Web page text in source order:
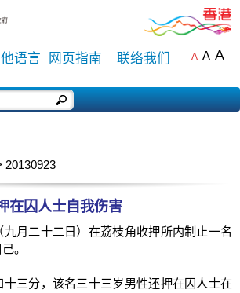
语言 网页指南 联络我们 A A A
20130923
在囚人士自我伤害
二十二日）在荔枝角收押所内制止一名
。
分，该名三十三岁男性还押在囚人士在